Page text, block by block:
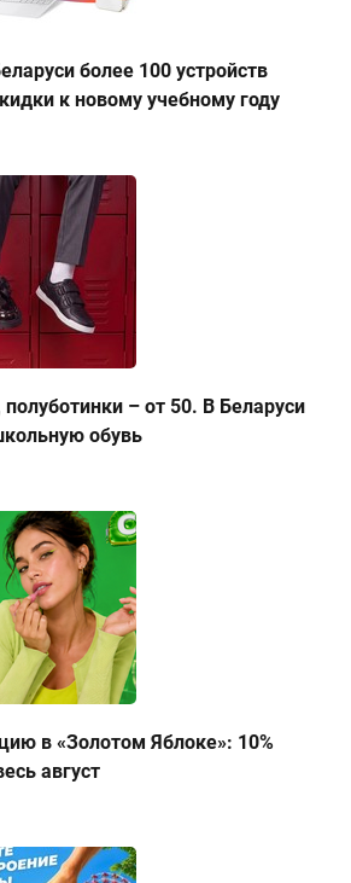
более 100 устройств
к новому учебному году
– от 50. В Беларуси
обувь
в «Золотом Яблоке»: 10%
август